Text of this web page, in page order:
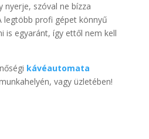
nyerje, szóval ne bízza
legtöbb profi gépet könnyű
is egyaránt, így ettől nem kell
kávéautomata
vagy üzletében!